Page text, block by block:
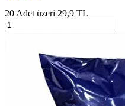
20 Adet üzeri 29,9 TL